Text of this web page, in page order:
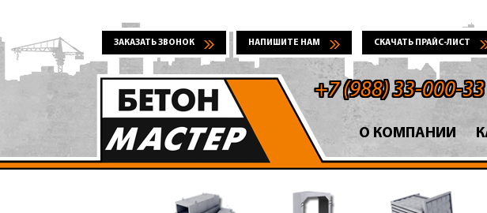
ЗАКАЗАТЬ ЗВОНОК НАПИШИТЕ НАМ СКАЧАТЬ ПРАЙС-ЛИСТ
+7 (988) 33-000-33
О КОМПАНИИ